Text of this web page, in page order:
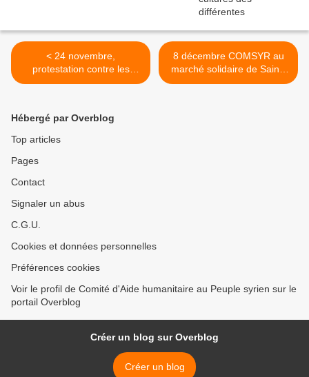
< 24 novembre,
protestation contre les
bombardements sur le
8 décembre COMSYR au
marché solidaire de Saint-
Nicolas avec la chorale
Hébergé par Overblog
Top articles
Pages
Contact
Signaler un abus
C.G.U.
Cookies et données personnelles
Préférences cookies
Voir le profil de Comité d'Aide humanitaire au Peuple syrien sur le
portail Overblog
Créer un blog sur Overblog
Créer un blog